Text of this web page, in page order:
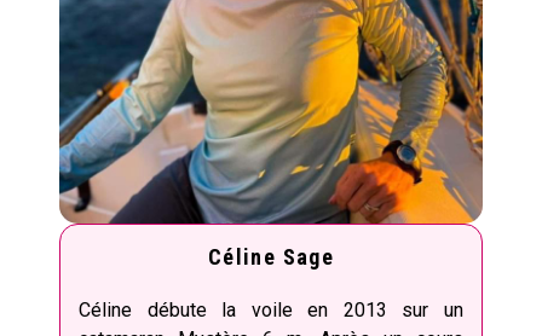
Céline Sage
Céline débute la voile en 2013 sur un